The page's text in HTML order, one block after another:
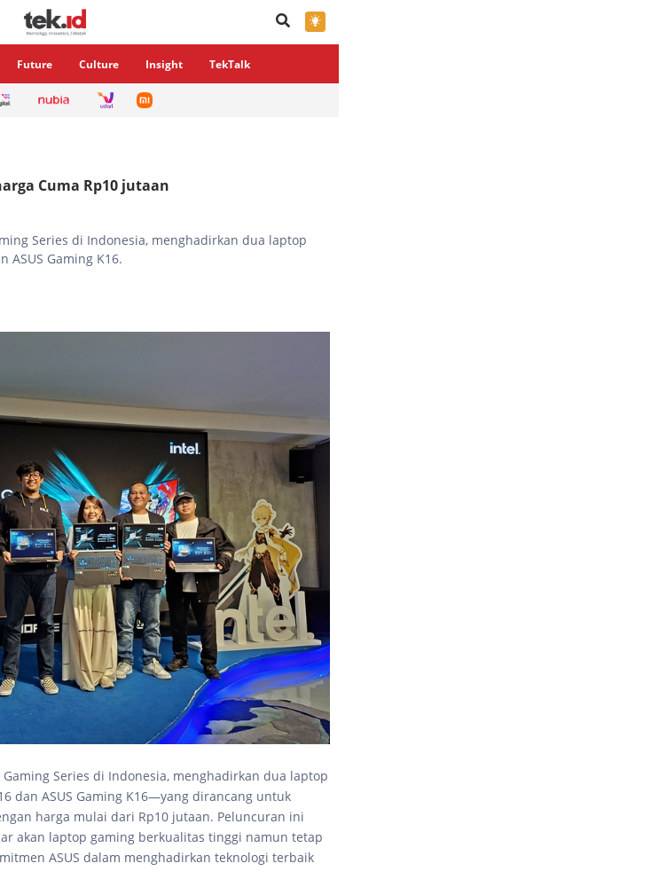
×
Future Culture Insight TekTalk
Cuma Rp10 jutaan
Series di Indonesia, menghadirkan dua laptop
ASUS Gaming K16.
Series di Indonesia, menghadirkan dua laptop
dan ASUS Gaming K16—yang dirancang untuk
harga mulai dari Rp10 jutaan. Peluncuran ini
akan laptop gaming berkualitas tinggi namun tetap
ASUS dalam menghadirkan teknologi terbaik